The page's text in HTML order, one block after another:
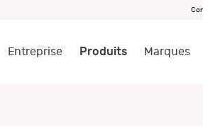
Entreprise Produits Marques